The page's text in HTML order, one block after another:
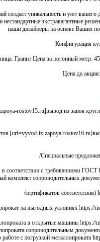
создаст уникальность и уют
экстравагантные
наши дизайнеры на основе Ваших
Конфигурация
Гранит Цена за погонный метр: 45
Цена до
rostov15.ru]вывод из запоя
[url=vyvod-iz-zapoya-
Специальные
соответствии с требованиями ГОСТ
комплект сопроводительных
сертификатов соответствия)
на выгодных условиях https://
в открытые машины https://
сопроводительным
с погрузкой металлопроката